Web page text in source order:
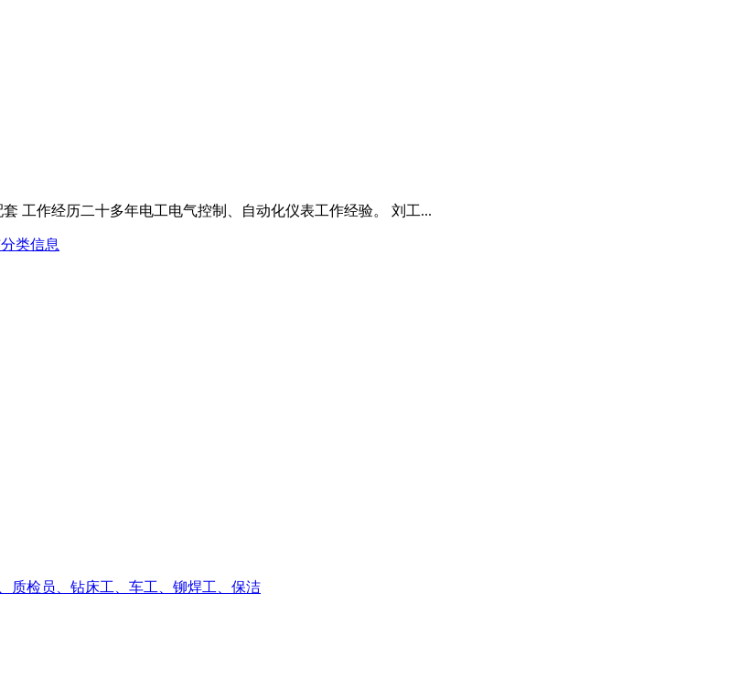
工作经历二十多年电工电气控制、自动化仪表工作经验。 刘工...
类信息
质检员、钻床工、车工、铆焊工、保洁